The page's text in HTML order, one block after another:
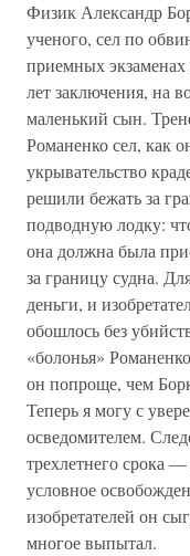
Физик Александр
ученого, сел по
приемных
лет заключения, на
маленький сын.
Романенко сел, как
укрывательство
решили бежать за
подводную лодку:
она должна была
за границу судна.
деньги, и
обошлось без
«болонья»
он попроще, чем
Теперь я могу с
осведомителем.
трехлетнего срока
условное
изобретателей он
многое выпытал.